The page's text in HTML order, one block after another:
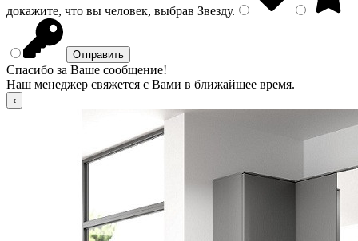
докажите, что вы человек, выбрав Звезду.
Спасибо за Ваше сообщение!
Наш менеджер свяжется с Вами в ближайшее время.